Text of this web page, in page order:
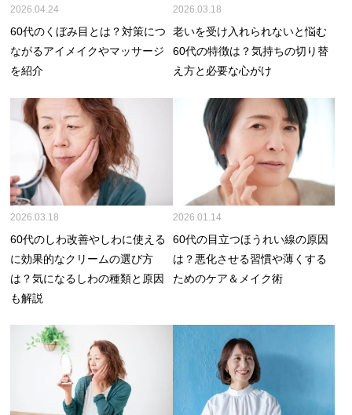
2026.04.24
60代のくぼみ目とは？対策につ
ながるアイメイクやマッサージ
を紹介
2026.03.18
老いを受け入れられないと悩む
60代の特徴は？気持ちの切り替
え方と必要な心がけ
2026.03.18
60代のしわ改善やしわに使える
に効果的なクリームの選び方
は？気になるしわの種類と原因
も解説
2026.01.14
60代の目立つほうれい線の原因
は？悪化させる習慣や薄くする
ためのケア＆メイク術